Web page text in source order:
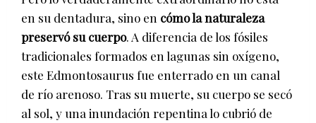
en su dentadura, sino en cómo la naturaleza
preservó su cuerpo. A diferencia de los fósiles
tradicionales formados en lagunas sin oxígeno,
este Edmontosaurus fue enterrado en un canal
de río arenoso. Tras su muerte, su cuerpo se secó
al sol, y una inundación repentina lo cubrió de